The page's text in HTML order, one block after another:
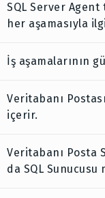
SQL Server
her aşamasıyla
İş aşamalarının
Veritabanı
içerir.
Veritabanı Posta
da SQL